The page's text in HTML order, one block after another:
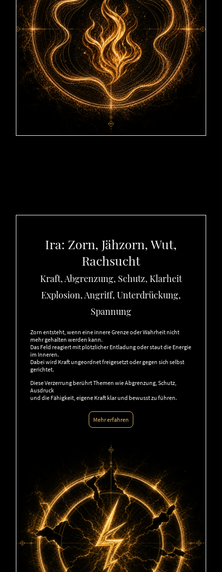
Ira: Zorn, Jähzorn, Wut,
Rachsucht
Kraft, Abgrenzung, Schutz, Klarheit
Explosion, Angriff, Unterdrückung,
Spannung
Zorn entsteht, wenn eine innere Grenze oder Wahrheit nicht
mehr gehalten werden kann.
Das Feld reagiert mit plötzlicher Entladung oder staut die Energie
im Inneren.
Dabei wird Kraft ungeordnet freigesetzt oder gegen sich selbst
gerichtet.
Diese Verzerrung berührt Themen wie Abgrenzung, Schutz,
Ausdruck
und die Fähigkeit, eigene Kraft klar und bewusst zu führen.
Mehr erfahren